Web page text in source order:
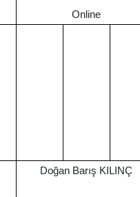
Online
Doğan Barış KILINÇ